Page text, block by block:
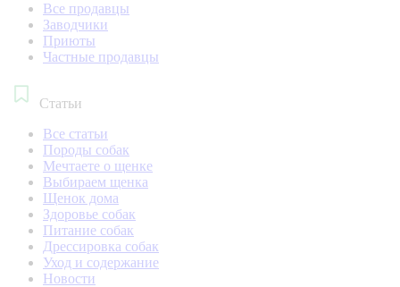
Все продавцы
Заводчики
Приюты
Частные продавцы
Статьи
Все статьи
Породы собак
Мечтаете о щенке
Выбираем щенка
Щенок дома
Здоровье собак
Питание собак
Дрессировка собак
Уход и содержание
Новости